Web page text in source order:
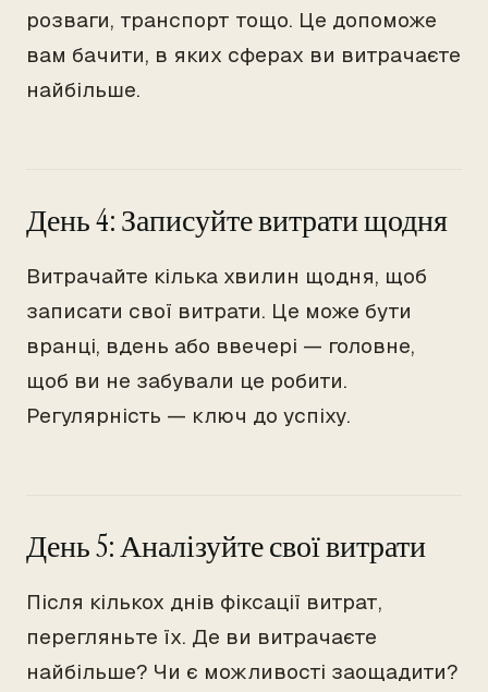
розваги, транспорт тощо. Це допоможе
вам бачити, в яких сферах ви витрачаєте
найбільше.
День 4: Записуйте витрати щодня
Витрачайте кілька хвилин щодня, щоб
записати свої витрати. Це може бути
вранці, вдень або ввечері — головне,
щоб ви не забували це робити.
Регулярність — ключ до успіху.
День 5: Аналізуйте свої витрати
Після кількох днів фіксації витрат,
перегляньте їх. Де ви витрачаєте
найбільше? Чи є можливості заощадити?